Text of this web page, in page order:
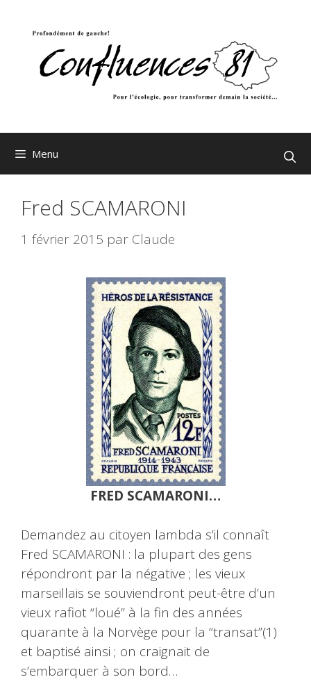
Menu
Fred SCAMARONI
1 février 2015 par Claude
FRED SCAMARONI…
Demandez au citoyen lambda s’il connaît
Fred SCAMARONI : la plupart des gens
répondront par la négative ; les vieux
marseillais se souviendront peut-être d’un
vieux rafiot “loué” à la fin des années
quarante à la Norvège pour la “transat”(1)
et baptisé ainsi ; on craignait de
s’embarquer à son bord…